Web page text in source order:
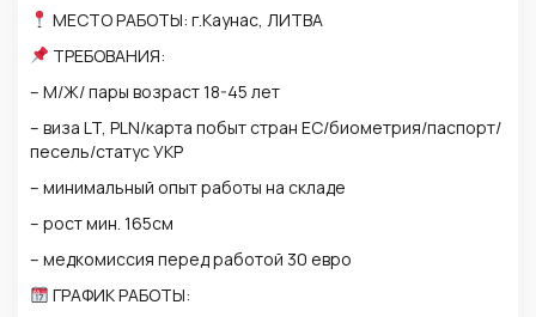
МЕСТО РАБОТЫ: г.Каунас, ЛИТВА
ТРЕБОВАНИЯ:
– М/Ж/ пары возраст 18-45 лет
– виза LT, PLN/карта побыт стран ЕС/биометрия/паспорт/
песель/статус УКР
– минимальный опыт работы на складе
– рост мин. 165см
– медкомиссия перед работой 30 евро
ГРАФИК РАБОТЫ: